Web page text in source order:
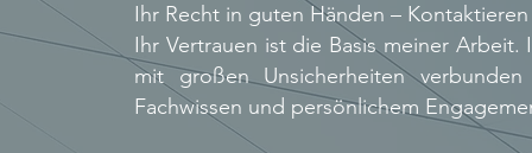
Ihr Recht in guten Händen –
Ihr Vertrauen ist die Basis meiner
mit großen Unsicherheiten
Fachwissen und persönlichem